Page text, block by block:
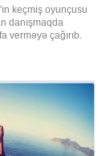
keçmiş oyunçusu
danışmaqda
verməyə çağırıb.
xəbərinə görə,
Luiş Fiqu FİFA